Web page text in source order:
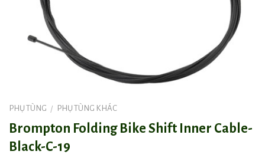
PHỤ TÙNG / PHỤ TÙNG KHÁC
Brompton Folding Bike Shift Inner Cable-
Black-C-19